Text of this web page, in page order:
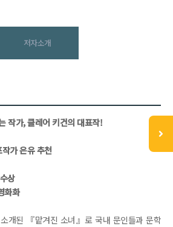
저자소개
작가, 클레어 키건의 대표작!
가 은유 추천
상
화화
개된 『맡겨진 소녀』로 국내 문인들과 문학